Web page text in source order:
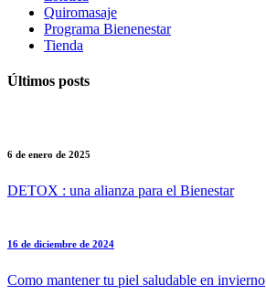
Quiromasaje
Programa Bienenestar
Tienda
Últimos posts
6 de enero de 2025
DETOX : una alianza para el Bienestar
16 de diciembre de 2024
Como mantener tu piel saludable en invierno